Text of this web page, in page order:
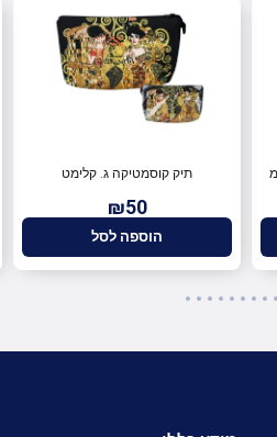
תיק קוסמטיקה ג. קלימט
₪50
הוספה לסל